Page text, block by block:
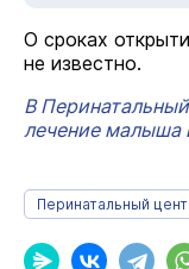
О сроках
не известно.
В
лечение малыша
Перинатальный